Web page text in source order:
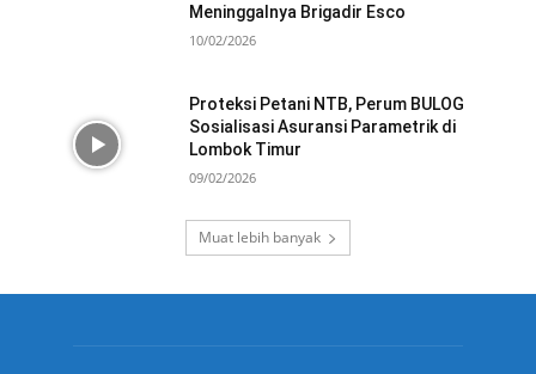
Meninggalnya Brigadir Esco
10/02/2026
Proteksi Petani NTB, Perum BULOG
Sosialisasi Asuransi Parametrik di
Lombok Timur
09/02/2026
Muat lebih banyak